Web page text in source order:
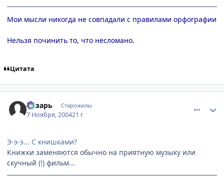
Мои мысли никогда не совпадали с правилами орфографии
Нельзя починить то, что несломано.
Цитата
Лазарь Старожилы
7 Ноября, 200421 г
Э-э-э... С книшками?
Книжки заменяются обычно на приятную музыку или
скучный (!) фильм...